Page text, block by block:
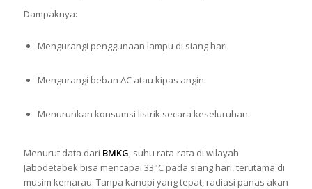
Dampaknya:
Mengurangi penggunaan lampu di siang hari.
Mengurangi beban AC atau kipas angin.
Menurunkan konsumsi listrik secara keseluruhan.
Menurut data dari BMKG , suhu rata-rata di wilayah
Jabodetabek bisa mencapai 33°C pada siang hari, terutama di
musim kemarau. Tanpa kanopi yang tepat, radiasi panas akan